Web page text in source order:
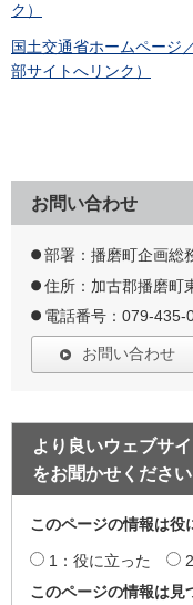
ク）
国土交通省ホームページ
部サイトへリンク）
お問い合わせ
部署：播磨町企画総
住所：加古郡播磨町
電話番号：079-435-
お問い合わせ
より良いウェブサ
をお聞かせください
このページの情報は役
1：役に立った
このページの情報は見